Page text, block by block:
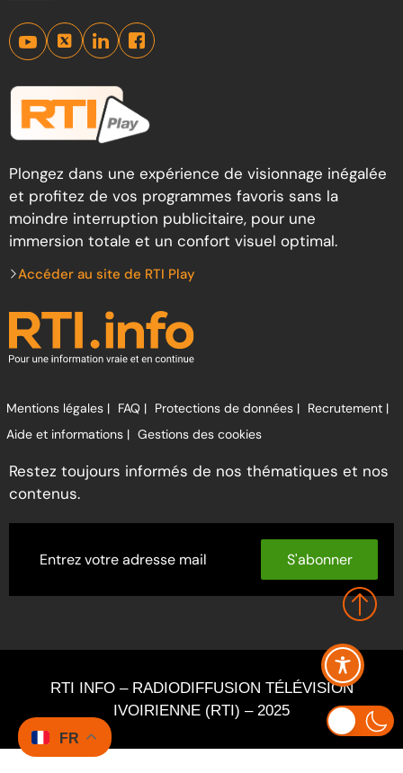
Plongez dans une expérience de visionnage inégalée
et profitez de vos programmes favoris sans la
moindre interruption publicitaire, pour une
immersion totale et un confort visuel optimal.
Accéder au site de RTI Play
Mentions légales | FAQ | Protections de données | Recrutement |
Aide et informations | Gestions des cookies
Restez toujours informés de nos thématiques et nos
contenus.
S'abonner
RTI INFO – RADIODIFFUSION TÉLÉVISION
IVOIRIENNE (RTI) – 2025
FR